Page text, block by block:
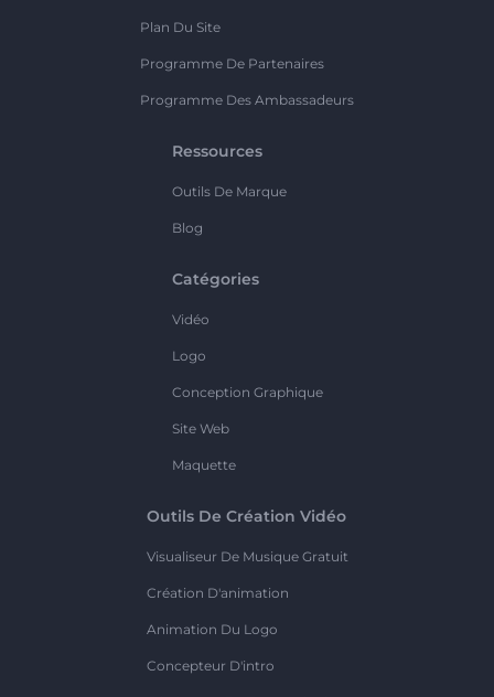
Plan Du Site
Programme De Partenaires
Programme Des Ambassadeurs
Ressources
Outils De Marque
Blog
Catégories
Vidéo
Logo
Conception Graphique
Site Web
Maquette
Outils De Création Vidéo
Visualiseur De Musique Gratuit
Création D'animation
Animation Du Logo
Concepteur D'intro